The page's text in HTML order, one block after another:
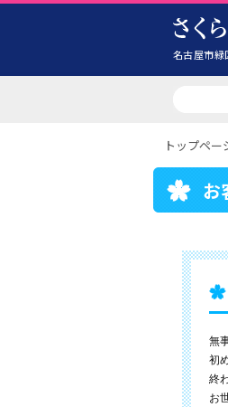
名古屋市緑
トップペー
お
無
初
終
お